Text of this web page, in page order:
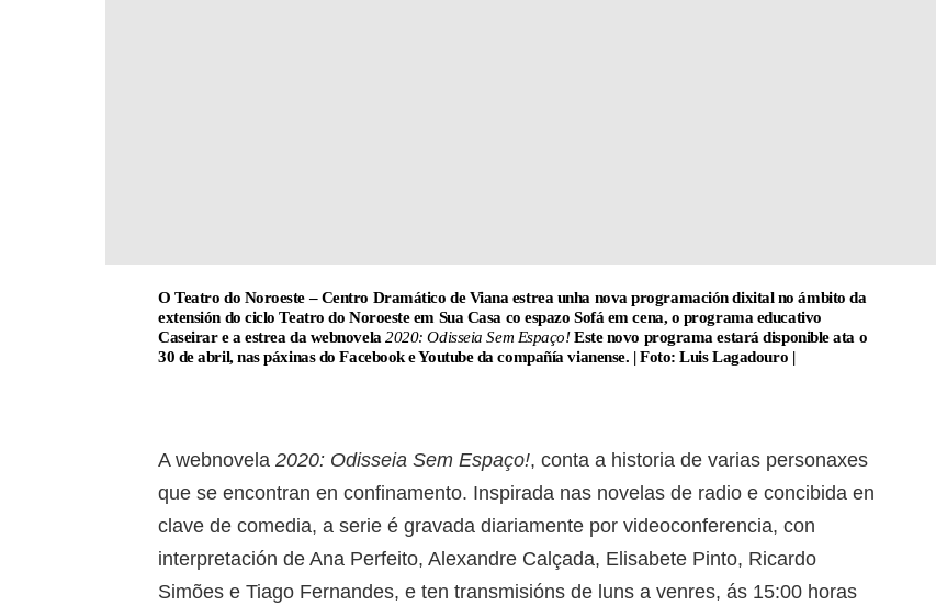
O Teatro do Noroeste – Centro Dramático de Viana estrea unha nova programación dixital no ámbito da
extensión do cicloTeatro do Noroeste em Sua Casaco espazo Sofá em cena, o programa educativo
Caseirar e a estrea da webnovela2020: Odisseia Sem Espaço!Este novo programa estará disponible ata o
30 de abril, nas páxinas do Facebook e Youtube da compañía vianense. | Foto:Luis Lagadouro |
A webnovela 2020: Odisseia Sem Espaço!, conta a historia de varias personaxes
que se encontran en confinamento. Inspirada nas novelas de radio e concibida en
clave de comedia, a serie é gravada diariamente por videoconferencia, con
interpretación de Ana Perfeito, Alexandre Calçada, Elisabete Pinto, Ricardo
Simões e Tiago Fernandes, e ten transmisións de luns a venres, ás 15:00 horas